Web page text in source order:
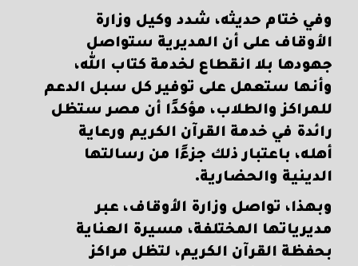
وفي ختام حديثه، شدد وكيل وزارة
الأوقاف على أن المديرية ستواصل
جهودها بلا انقطاع لخدمة كتاب الله،
وأنها ستعمل على توفير كل سبل الدعم
للمراكز والطلاب، مؤكدًا أن مصر ستظل
رائدة في خدمة القرآن الكريم ورعاية
أهله، باعتبار ذلك جزءًا من رسالتها
الدينية والحضارية.
وبهذا، تواصل وزارة الأوقاف، عبر
مديرياتها المختلفة، مسيرة العناية
بحفظة القرآن الكريم، لتظل مراكز